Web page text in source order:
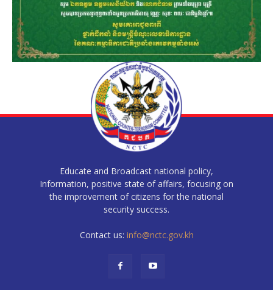
Educate and Broadcast national policy,
Information, positive state of affairs, focusing on
the improvement of citizens for the national
security success.
Contact us: info@nctc.gov.kh